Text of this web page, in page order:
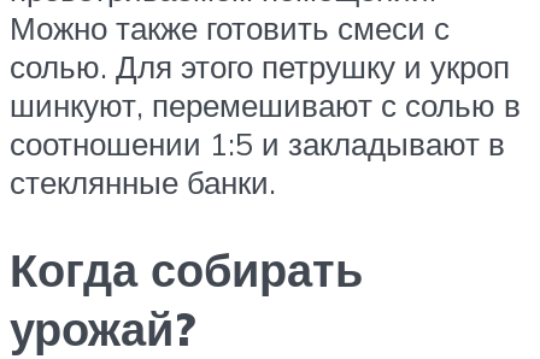
Можно также готовить смеси с
солью. Для этого петрушку и укроп
шинкуют, перемешивают с солью в
соотношении 1:5 и закладывают в
стеклянные банки.
Когда собирать
урожай?